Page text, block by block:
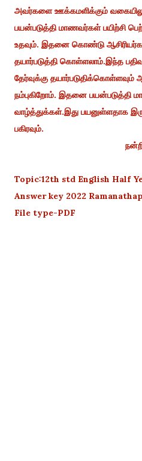
அவர்களை ஊக்கமளிக்கும்
பயன்படுத்தி மாணவர்கள் பயிற்சி
உதவும். இதனை கொண்டு
தயார்படுத்தி கொள்ளலாம்.இந்த
தேர்வுக்கு தயார்படுதிக்கொள்ளவும்
நம்புகிறோம். இதனை பயன்படுத்தி
வாழ்த்துக்கள்.இது பயனுள்ளதாக
பகிரவும்.
Topic:12th std English Half
Answer key 2022
File type-PDF